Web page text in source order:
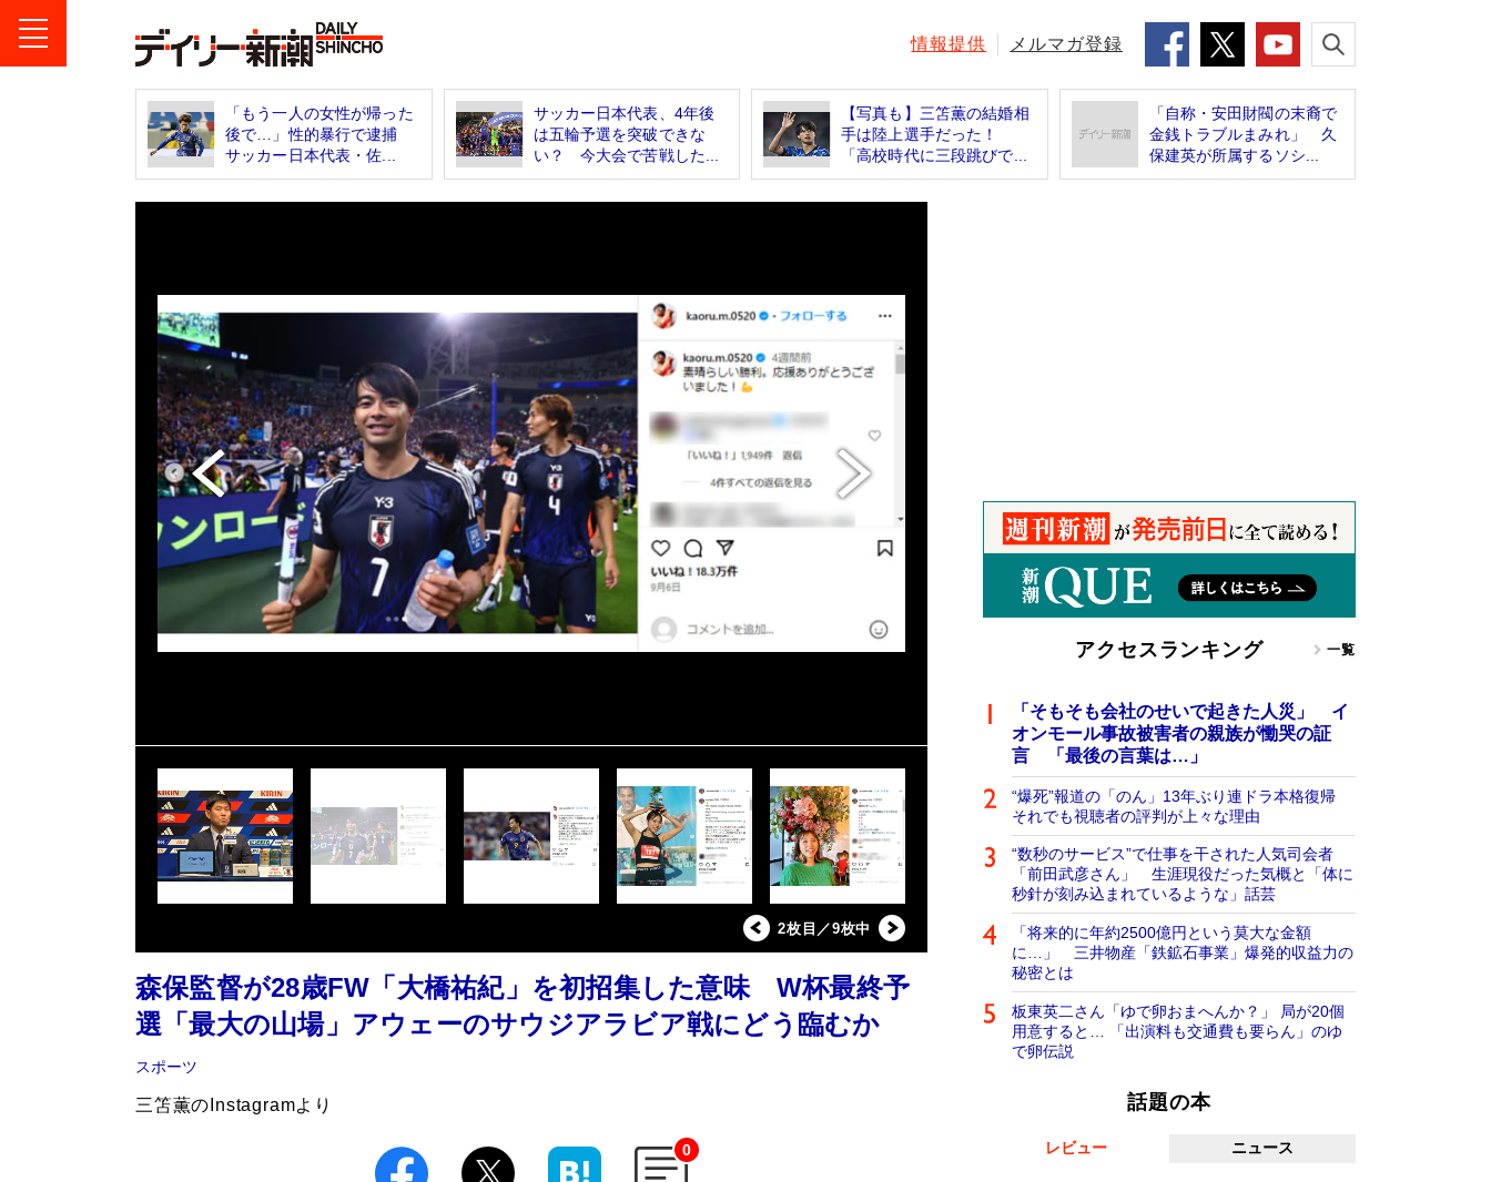
情報提供 メルマガ登録
「もう一人の女性が帰った
後で…」性的暴行で逮捕
サッカー日本代表・佐...
サッカー日本代表、4年後
は五輪予選を突破できな
い？ 今大会で苦戦した...
【写真も】三笘薫の結婚相
手は陸上選手だった！
「高校時代に三段跳びで...
「自称・安田財閥の末裔で
金銭トラブルまみれ」 久
保建英が所属するソシ...
2枚目／9枚中
森保監督が28歳FW「大橋祐紀」を初招集した意味 W杯最終予
選「最大の山場」アウェーのサウジアラビア戦にどう臨むか
スポーツ
三笘薫のInstagramより
0
アクセスランキング 一覧
「そもそも会社のせいで起きた人災」 イ
オンモール事故被害者の親族が慟哭の証
言 「最後の言葉は…」
“爆死”報道の「のん」13年ぶり連ドラ本格復帰
それでも視聴者の評判が上々な理由
“数秒のサービス”で仕事を干された人気司会者
「前田武彦さん」 生涯現役だった気概と「体に
秒針が刻み込まれているような」話芸
「将来的に年約2500億円という莫大な金額
に…」 三井物産「鉄鉱石事業」爆発的収益力の
秘密とは
板東英二さん「ゆで卵おまへんか？」 局が20個
用意すると… 「出演料も交通費も要らん」のゆ
で卵伝説
話題の本
レビュー ニュース